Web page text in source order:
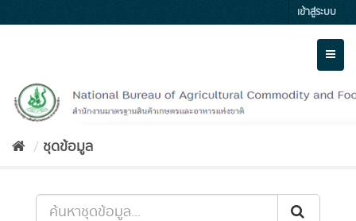
to
เข้าสู่ระบบ
ชุดข้อมูล